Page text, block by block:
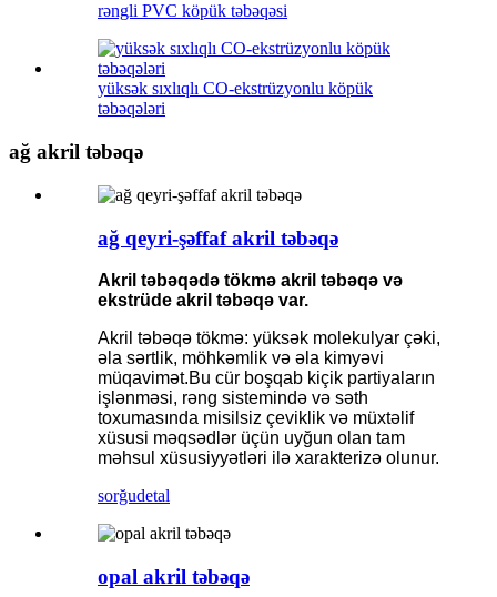
rəngli PVC köpük təbəqəsi
yüksək sıxlıqlı CO-ekstrüzyonlu köpük
təbəqələri
ağ akril təbəqə
ağ qeyri-şəffaf akril təbəqə
Akril təbəqədə tökmə akril təbəqə və
ekstrüde akril təbəqə var.
Akril təbəqə tökmə: yüksək molekulyar çəki,
əla sərtlik, möhkəmlik və əla kimyəvi
müqavimət.Bu cür boşqab kiçik partiyaların
işlənməsi, rəng sistemində və səth
toxumasında misilsiz çeviklik və müxtəlif
xüsusi məqsədlər üçün uyğun olan tam
məhsul xüsusiyyətləri ilə xarakterizə olunur.
sorğudetal
opal akril təbəqə